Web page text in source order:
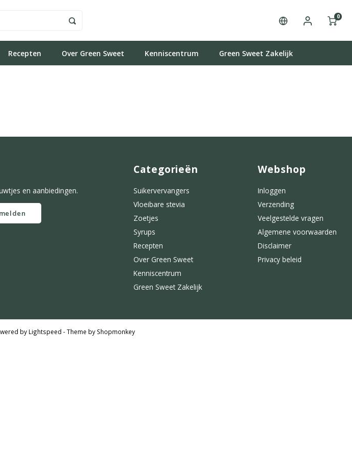
0
Recepten Over Green Sweet Kenniscentrum Green Sweet Zakelijk
en aanbiedingen.
Categorieën
Suikervervangers
Vloeibare stevia
Zoetjes
Syrups
Recepten
Over Green Sweet
Kenniscentrum
Green Sweet Zakelijk
Webshop
Inloggen
Verzending
Veelgestelde vragen
Algemene voorwaarden
Disclaimer
Privacy beleid
by Lightspeed - Theme by Shopmonkey